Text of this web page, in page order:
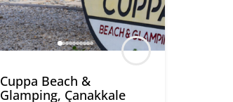
Cuppa Beach &
Glamping, Çanakkale